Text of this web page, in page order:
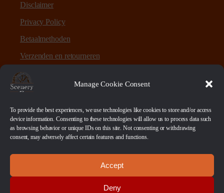
Manage Cookie Consent
To provide the best experiences, we use technologies like cookies to store and/or access
device information. Consenting to these technologies will allow us to process data such
as browsing behavior or unique IDs on this site. Not consenting or withdrawing
consent, may adversely affect certain features and functions.
Accept
Deny
Disclaimer
Privacy Policy
Betaalmethoden
Verzenden en retourneren
Sitemap
Over Scenery en Zo
Scenery en Zo is een webshop voor table-top games en
scenery. Maar ook ruwe materialen, bases en sokkels.
Betaalmethoden